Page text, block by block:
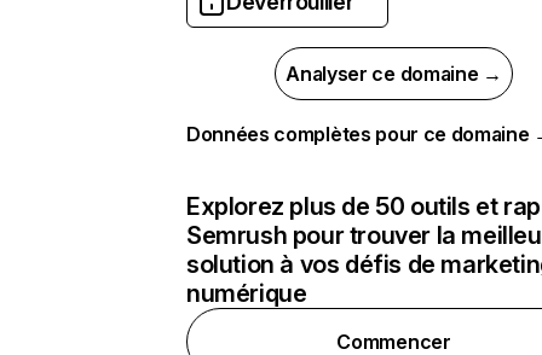
Analyser ce domaine →
Données complètes pour ce domaine
Explorez plus de 50 outils et
Semrush pour trouver la
solution à vos défis de
numérique
Commencer